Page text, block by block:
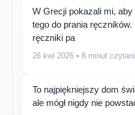
W Grecji pokazali mi,
tego do prania
ręczniki pa
26 kwi 2026 • 8 minut
To najpiękniejszy dom
ale mógł nigdy nie